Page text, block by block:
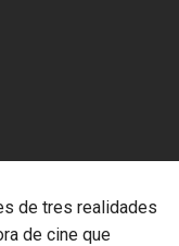
de tres realidades
de cine que